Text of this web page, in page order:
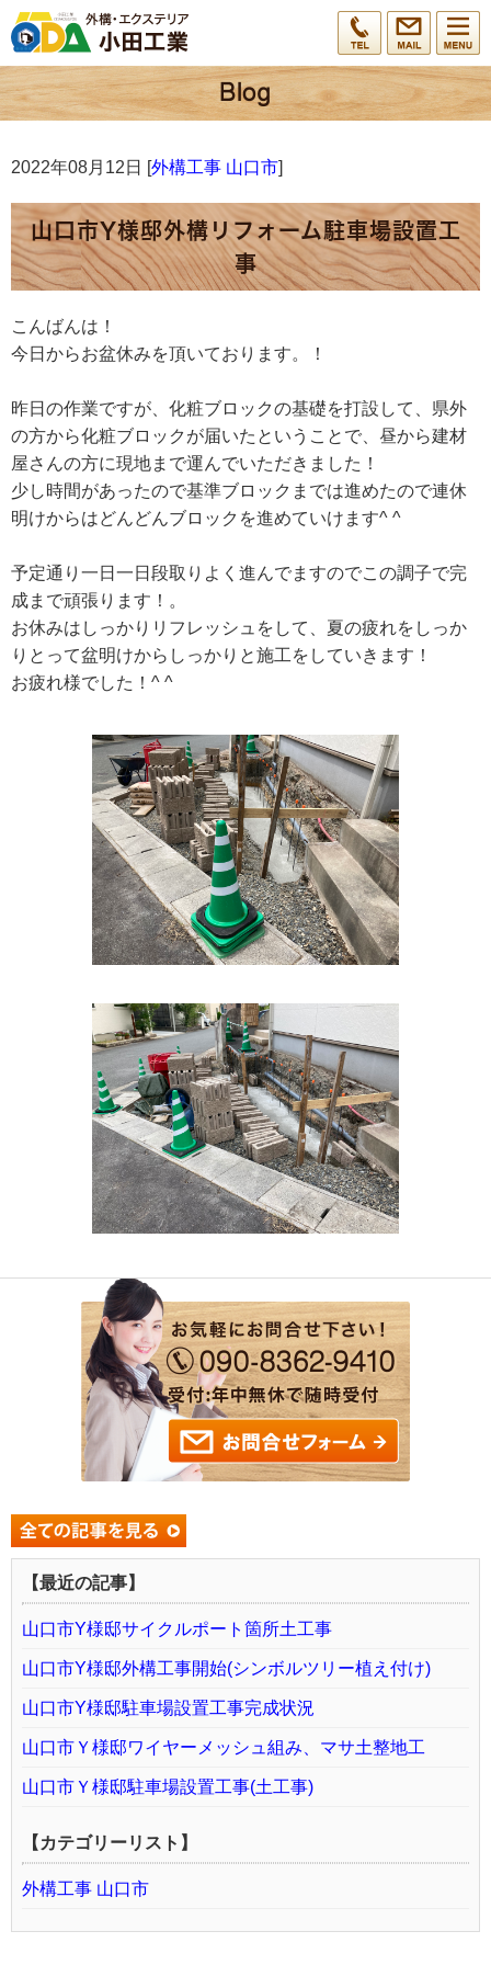
2022年08月12日 [外構工事 山口市]
山口市Y様邸外構リフォーム駐車場設置工
事
こんばんは！
今日からお盆休みを頂いております。！
昨日の作業ですが、化粧ブロックの基礎を打設して、県外
の方から化粧ブロックが届いたということで、昼から建材
屋さんの方に現地まで運んでいただきました！
少し時間があったので基準ブロックまでは進めたので連休
明けからはどんどんブロックを進めていけます^ ^
予定通り一日一日段取りよく進んでますのでこの調子で完
成まで頑張ります！。
お休みはしっかりリフレッシュをして、夏の疲れをしっか
りとって盆明けからしっかりと施工をしていきます！
お疲れ様でした！^ ^
【最近の記事】
山口市Y様邸サイクルポート箇所土工事
山口市Y様邸外構工事開始(シンボルツリー植え付け)
山口市Y様邸駐車場設置工事完成状況
山口市Ｙ様邸ワイヤーメッシュ組み、マサ土整地工
山口市Ｙ様邸駐車場設置工事(土工事)
【カテゴリーリスト】
外構工事 山口市